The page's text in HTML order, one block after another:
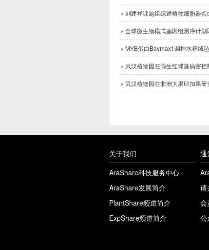
刘建祥课题组综述植物细胞器
全球微生物模式基因组测序计划
MYB蛋白Baymax1调控水稻绒
武汉植物园在雨生红球藻病害
武汉植物园在非洲大果印加果研
关于我们
AraShare科技服务中心
AraShare发展简介
PlantShare频道简介
ExpShare频道简介
通
请
会
公